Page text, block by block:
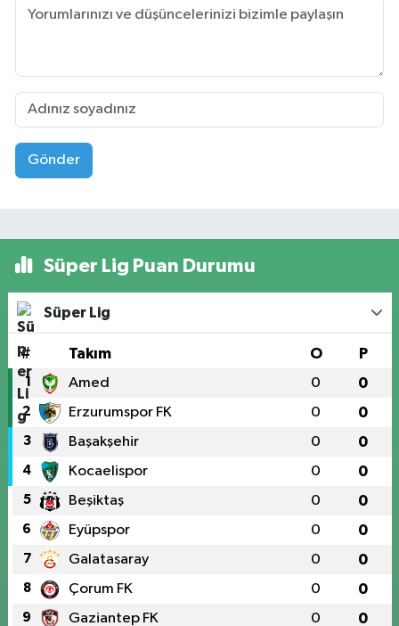
Gönder
Süper Lig Puan Durumu
Süper Lig
# Takım O P
1 Amed 0 0
2 Erzurumspor FK 0 0
3 Başakşehir 0 0
4 Kocaelispor 0 0
5 Beşiktaş 0 0
6 Eyüpspor 0 0
7 Galatasaray 0 0
8 Çorum FK 0 0
9 Gaziantep FK 0 0